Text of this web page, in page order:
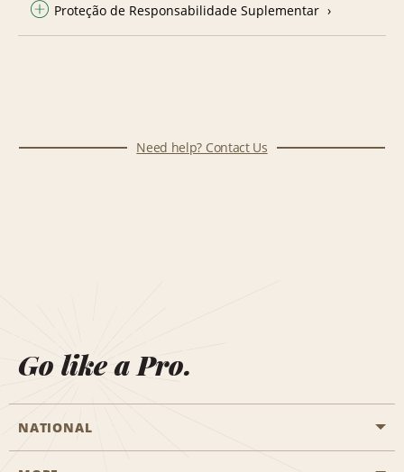
Proteção de Responsabilidade Suplementar
Need help? Contact Us
Go like a Pro.
NATIONAL